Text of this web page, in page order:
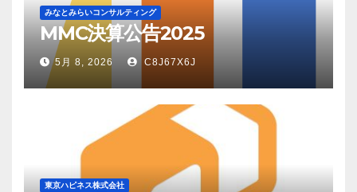
みなとみらいコンサルティング
MMC決算公告2025
5月 8, 2026 C8J67X6J
東京ハピネス株式会社